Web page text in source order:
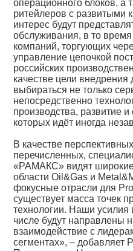
операционного блоков, а
ритейлеров с развитыми
интерес будут
обслуживания, в то
компаний, торгующих
управление цепочкой
российских
качестве цели внедрения
выбираться не только
непосредственно
производства, развитие
которых идёт иногда
В качестве
перечисленных,
«РАМАКС» видят
области Oil&Gas и
фокусные отрасли для
существует масса точек
технологии. Наши
числе будут направлены
взаимодействие с
сегментах», – добавляет